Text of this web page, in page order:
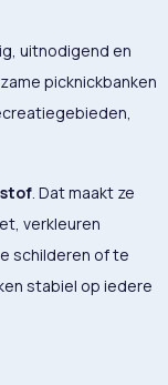
uitnodigend en
picknickbanken
. Dat maakt ze
verkleuren
schilderen of te
stabiel op iedere